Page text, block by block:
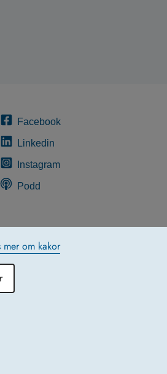
mer om kakor
Facebook
Linkedin
Instagram
Podd